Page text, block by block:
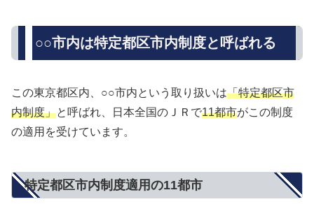
○○市内は特定都区市内制度と呼ばれる
この東京都区内、○○市内という取り扱いは「特定都区市
内制度」と呼ばれ、日本全国のＪＲで11都市がこの制度
の適用を受けています。
特定都区市内制度適用の11都市